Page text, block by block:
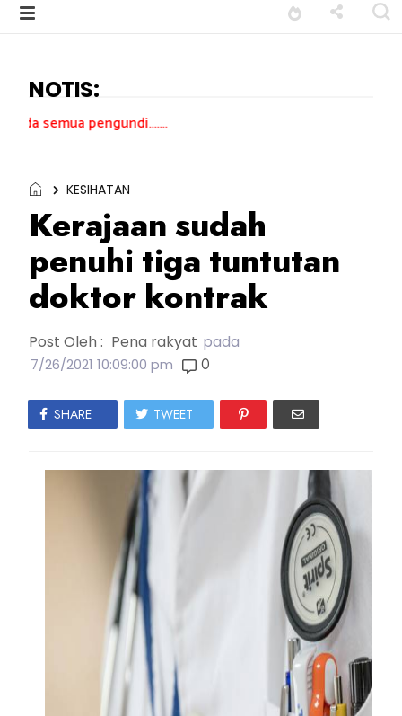
NOTIS:
KESIHATAN
Kerajaan sudah
penuhi tiga tuntutan
doktor kontrak
Post Oleh : Pena rakyat pada
7/26/2021 10:09:00 pm 0
SHARE TWEET